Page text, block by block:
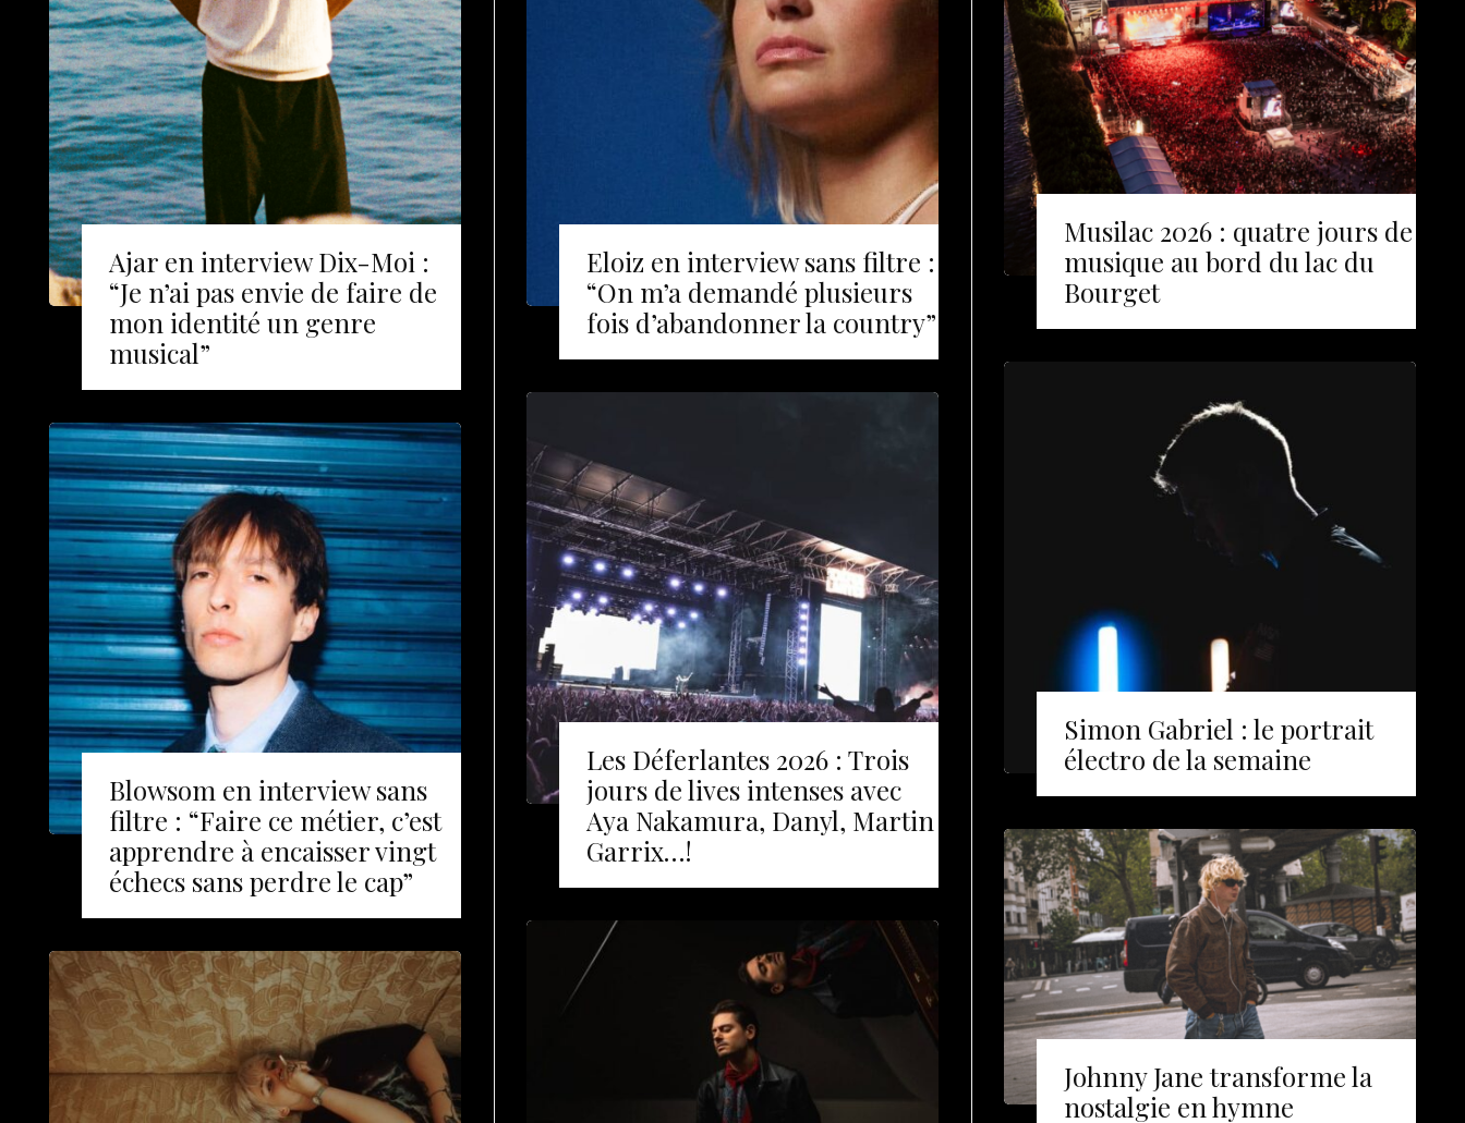
Ajar en interview Dix-Moi :
“Je n’ai pas envie de faire de
mon identité un genre
musical”
Blowsom en interview sans
filtre : “Faire ce métier, c’est
apprendre à encaisser vingt
échecs sans perdre le cap”
Eloiz en interview sans filtre :
“On m’a demandé plusieurs
fois d’abandonner la country”
Les Déferlantes 2026 : Trois
jours de lives intenses avec
Aya Nakamura, Danyl, Martin
Garrix…!
Musilac 2026 : quatre jours de
musique au bord du lac du
Bourget
Simon Gabriel : le portrait
électro de la semaine
Johnny Jane transforme la
nostalgie en hymne